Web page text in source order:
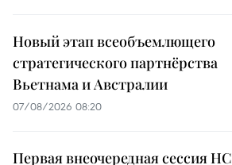
Новый этап всеобъемлющего
стратегического партнёрства
Вьетнама и Австралии
07/08/2026 08:20
Первая внеочередная сессия НС